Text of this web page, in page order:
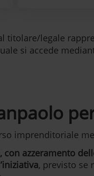
titolare/legale
si accede
imprenditoriale
azzeramento
, previsto se